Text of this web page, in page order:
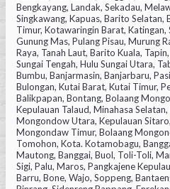
Bengkayang, Landak, Sekadau,
Singkawang, Kapuas, Barito
Timur, Kotawaringin Barat, Katingan,
Gunung Mas, Pulang Pisau, Murung
Raya, Tanah Laut, Barito Kuala,
Sungai Tengah, Hulu Sungai Utara,
Bumbu, Banjarmasin, Banjarbaru,
Bulongan, Kutai Barat, Kutai Timur,
Balikpapan, Bontang, Bolaang
Kepulauan Talaud, Minahasa
Mongondow Utara, Kepulauan
Mongondaw Timur, Bolaang
Tomohon, Kota. Kotamobagu,
Mautong, Banggai, Buol, Toli-Toli,
Sigi, Palu, Maros, Pangkajene
Barru, Bone, Wajo, Soppeng,